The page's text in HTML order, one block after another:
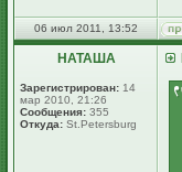
06 июл 2011, 13:52
НАТАША
Зарегистрирован: 14
мар 2010, 21:26
Сообщения: 355
Откуда: St.Petersburg